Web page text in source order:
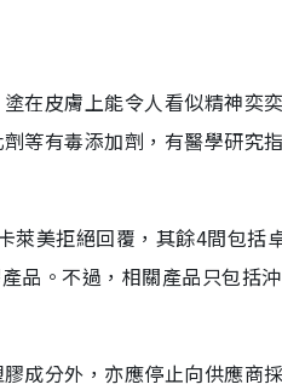
在皮膚上能令人看似精神奕
等有毒添加劑，有醫學研究
美拒絕回覆，其餘4間包括
品。不過，相關產品只包括
成分外，亦應停止向供應商